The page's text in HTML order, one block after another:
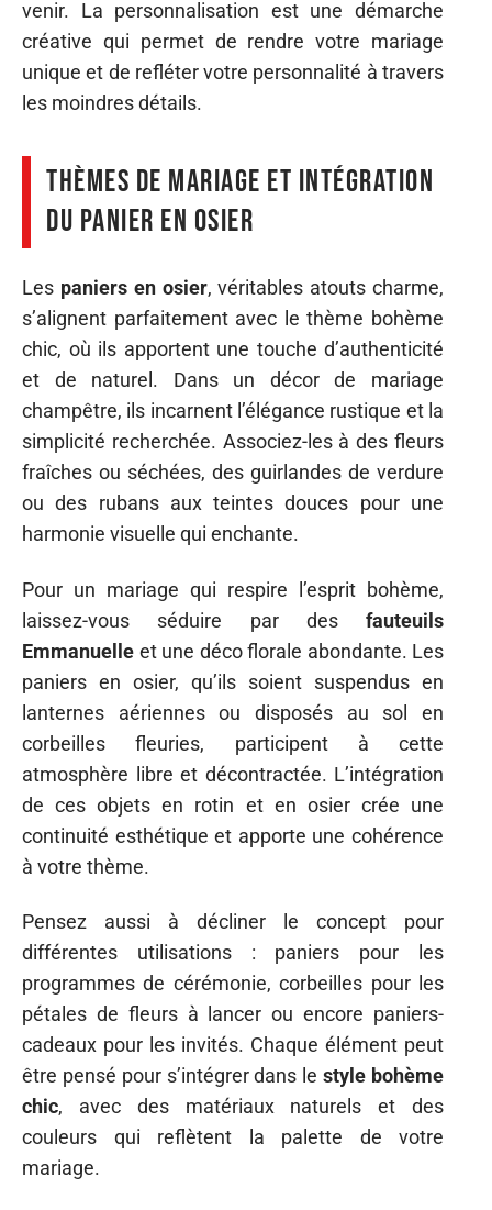
venir. La personnalisation est une démarche
créative qui permet de rendre votre mariage
unique et de refléter votre personnalité à travers
les moindres détails.
Thèmes de mariage et intégration
du panier en osier
Les paniers en osier, véritables atouts charme,
s’alignent parfaitement avec le thème bohème
chic, où ils apportent une touche d’authenticité
et de naturel. Dans un décor de mariage
champêtre, ils incarnent l’élégance rustique et la
simplicité recherchée. Associez-les à des fleurs
fraîches ou séchées, des guirlandes de verdure
ou des rubans aux teintes douces pour une
harmonie visuelle qui enchante.
Pour un mariage qui respire l’esprit bohème,
laissez-vous séduire par des fauteuils
Emmanuelle et une déco florale abondante. Les
paniers en osier, qu’ils soient suspendus en
lanternes aériennes ou disposés au sol en
corbeilles fleuries, participent à cette
atmosphère libre et décontractée. L’intégration
de ces objets en rotin et en osier crée une
continuité esthétique et apporte une cohérence
à votre thème.
Pensez aussi à décliner le concept pour
différentes utilisations : paniers pour les
programmes de cérémonie, corbeilles pour les
pétales de fleurs à lancer ou encore paniers-
cadeaux pour les invités. Chaque élément peut
être pensé pour s’intégrer dans lestyle bohème
chic, avec des matériaux naturels et des
couleurs qui reflètent la palette de votre
mariage.